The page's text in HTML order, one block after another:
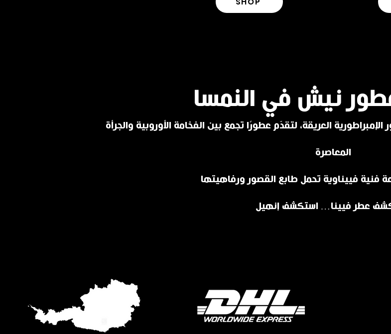
نيش في النمسا
العريقة، لتقدّم عطورًا تجمع بين الفخامة الأوروبية والجرأة
المعاصرة